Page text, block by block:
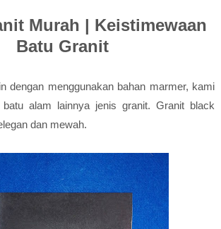
Murah | Keistimewaan
Batu Granit
dengan menggunakan bahan marmer, kami
batu alam lainnya jenis granit. Granit black
dan mewah.